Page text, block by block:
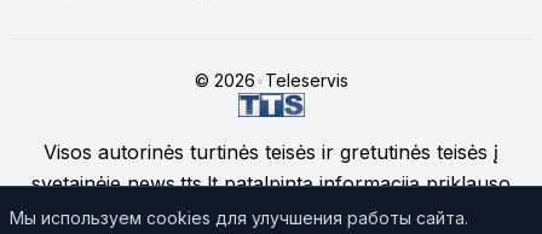
© 2026•Teleservis
Visos autorinės turtinės teisės ir gretutinės teisės į
svetainėje news.tts.lt patalpintą informaciją priklauso
UAB "Telekomunikacinių technologijų servisas", jei
Мы используем cookies для улучшения работы сайта.